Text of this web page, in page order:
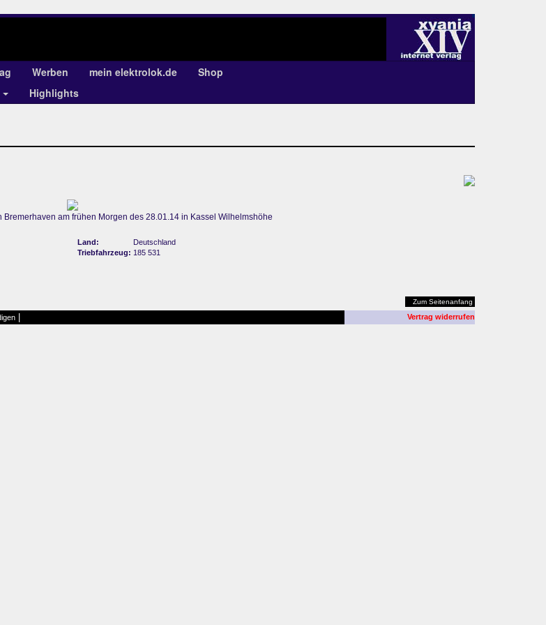
Werben mein elektrolok.de
Shop
Highlights
Bremerhaven am frühen Morgen des 28.01.14 in Kassel Wilhelmshöhe
Land:
Deutschland
Triebfahrzeug: 185 531
Zum Seitenanfang
Vertrag widerrufen